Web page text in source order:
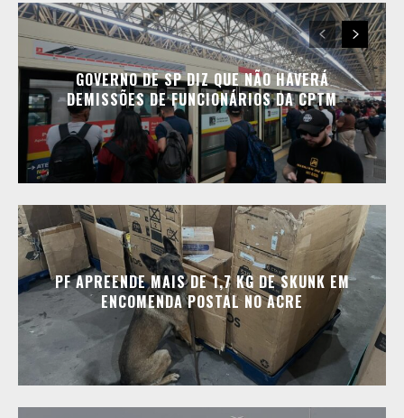
GOVERNO DE SP DIZ QUE NÃO HAVERÁ
DEMISSÕES DE FUNCIONÁRIOS DA CPTM
PF APREENDE MAIS DE 1,7 KG DE SKUNK EM
ENCOMENDA POSTAL NO ACRE